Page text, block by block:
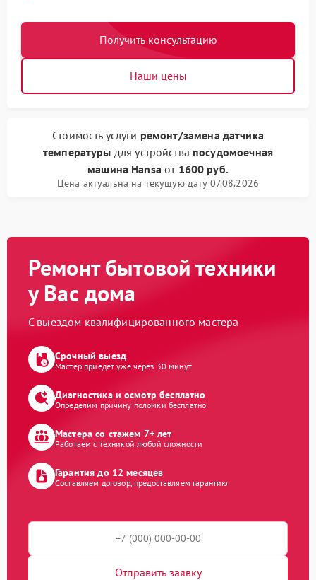
Получить консультацию
Наши цены
Стоимость услуги ремонт/замена датчика
температуры для устройства посудомоечная
машина Hansaот 1600 руб.
Цена актуальна на текущую дату 07.08.2026
Ремонт бытовой техники
у Вас дома
С выездом квалифицированного мастера
Срочный выезд
Мастер приедет уже через 30 минут
Диагностика и осмотр бесплатно
Определим причину поломки бесплатно
Мастера со стажем 7+ лет
Работаем с техникой любой сложности
Гарантия до 12 месяцев
Составляем договор, предоставляем гарантию
Отправить заявку